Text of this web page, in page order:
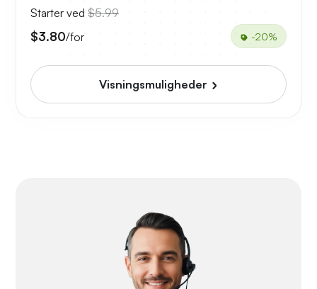
Starter ved $5.99
$3.80/for -20%
Visningsmuligheder